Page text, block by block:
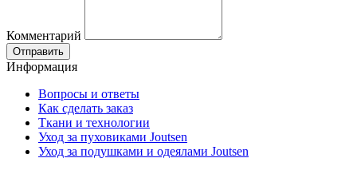
Комментарий
Отправить
Информация
Вопросы и ответы
Как сделать заказ
Ткани и технологии
Уход за пуховиками Joutsen
Уход за подушками и одеялами Joutsen